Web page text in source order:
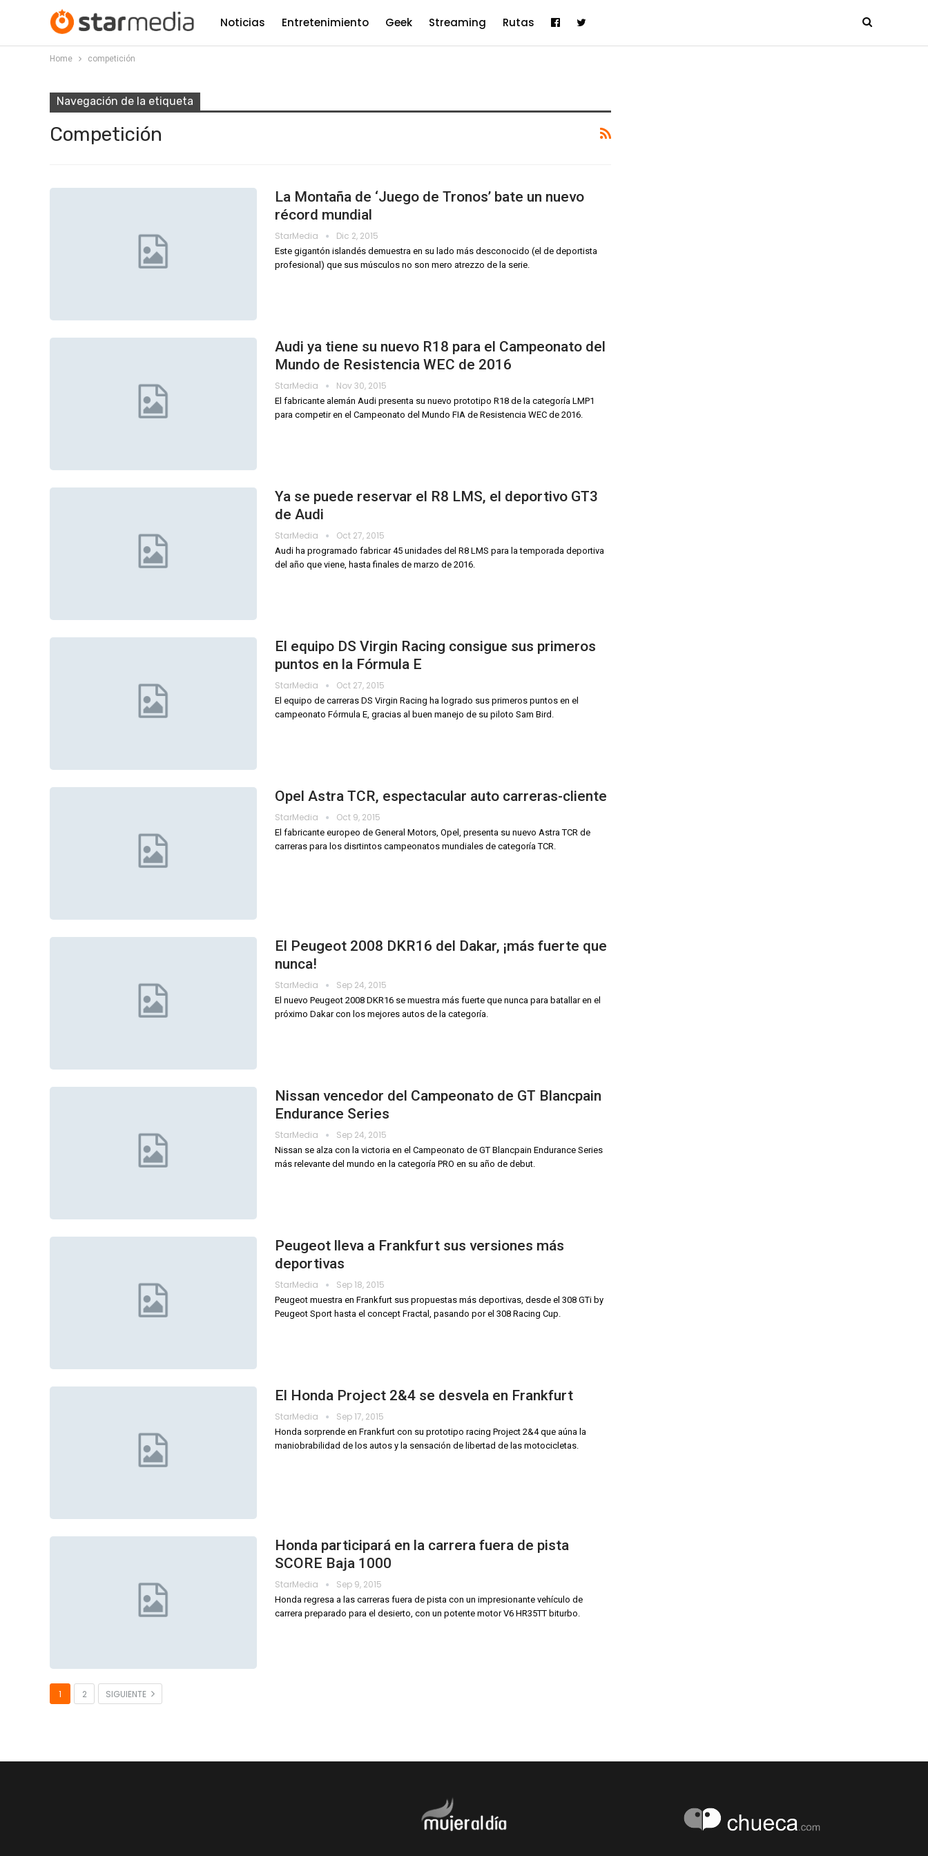
Noticias Entretenimiento Geek Streaming Rutas
Home competición
Navegación de la etiqueta
Competición
La Montaña de ‘Juego de Tronos’ bate un nuevo
récord mundial
StarMedia Dic 2, 2015
Este gigantón islandés demuestra en su lado más desconocido (el de deportista
profesional) que sus músculos no son mero atrezzo de la serie.
Audi ya tiene su nuevo R18 para el Campeonato del
Mundo de Resistencia WEC de 2016
StarMedia Nov 30, 2015
El fabricante alemán Audi presenta su nuevo prototipo R18 de la categoría LMP1
para competir en el Campeonato del Mundo FIA de Resistencia WEC de 2016.
Ya se puede reservar el R8 LMS, el deportivo GT3
de Audi
StarMedia Oct 27, 2015
Audi ha programado fabricar 45 unidades del R8 LMS para la temporada deportiva
del año que viene, hasta finales de marzo de 2016.
El equipo DS Virgin Racing consigue sus primeros
puntos en la Fórmula E
StarMedia Oct 27, 2015
El equipo de carreras DS Virgin Racing ha logrado sus primeros puntos en el
campeonato Fórmula E, gracias al buen manejo de su piloto Sam Bird.
Opel Astra TCR, espectacular auto carreras-cliente
StarMedia Oct 9, 2015
El fabricante europeo de General Motors, Opel, presenta su nuevo Astra TCR de
carreras para los disrtintos campeonatos mundiales de categoría TCR.
El Peugeot 2008 DKR16 del Dakar, ¡más fuerte que
nunca!
StarMedia Sep 24, 2015
El nuevo Peugeot 2008 DKR16 se muestra más fuerte que nunca para batallar en el
próximo Dakar con los mejores autos de la categoría.
Nissan vencedor del Campeonato de GT Blancpain
Endurance Series
StarMedia Sep 24, 2015
Nissan se alza con la victoria en el Campeonato de GT Blancpain Endurance Series
más relevante del mundo en la categoría PRO en su año de debut.
Peugeot lleva a Frankfurt sus versiones más
deportivas
StarMedia Sep 18, 2015
Peugeot muestra en Frankfurt sus propuestas más deportivas, desde el 308 GTi by
Peugeot Sport hasta el concept Fractal, pasando por el 308 Racing Cup.
El Honda Project 2&4 se desvela en Frankfurt
StarMedia Sep 17, 2015
Honda sorprende en Frankfurt con su prototipo racing Project 2&4 que aúna la
maniobrabilidad de los autos y la sensación de libertad de las motocicletas.
Honda participará en la carrera fuera de pista
SCORE Baja 1000
StarMedia Sep 9, 2015
Honda regresa a las carreras fuera de pista con un impresionante vehículo de
carrera preparado para el desierto, con un potente motor V6 HR35TT biturbo.
1 2 SIGUIENTE